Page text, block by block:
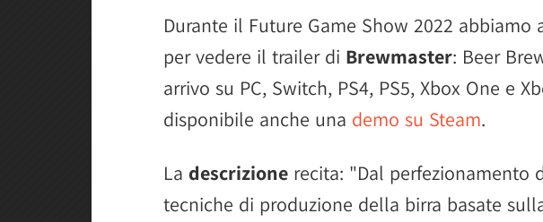
Durante il Future Game Show 2022 abbiamo
per vedere il trailer di Brewmaster: Beer
arrivo su PC, Switch, PS4, PS5, Xbox One e
disponibile anche una demo su Steam.
La descrizione recita: "Dal perfezionamento
tecniche di produzione della birra basate